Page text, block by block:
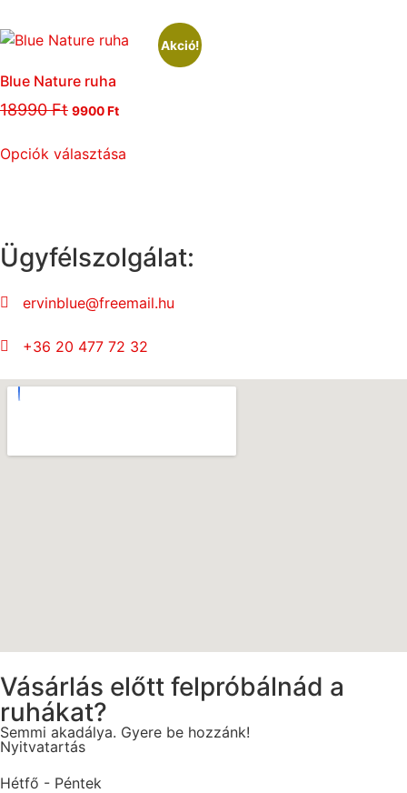
Akció!
Blue Nature ruha
18990Ft 9900Ft
Opciók választása
Ügyfélszolgálat:
ervinblue@freemail.hu
+36 20 477 72 32
Vásárlás előtt felpróbálnád a
ruhákat?
Semmi akadálya. Gyere be hozzánk!
Nyitvatartás
Hétfő - Péntek